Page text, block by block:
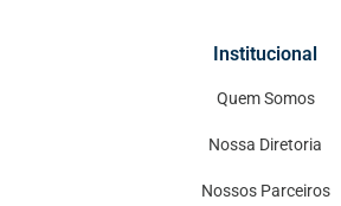
Institucional
Quem Somos
Nossa Diretoria
Nossos Parceiros